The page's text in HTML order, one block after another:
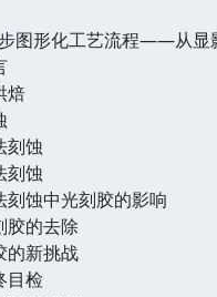
图形化工艺流程――从显
焙
刻蚀
刻蚀
刻蚀中光刻胶的影响
胶的去除
的新挑战
目检